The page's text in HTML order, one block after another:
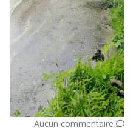
Aucun commentaire